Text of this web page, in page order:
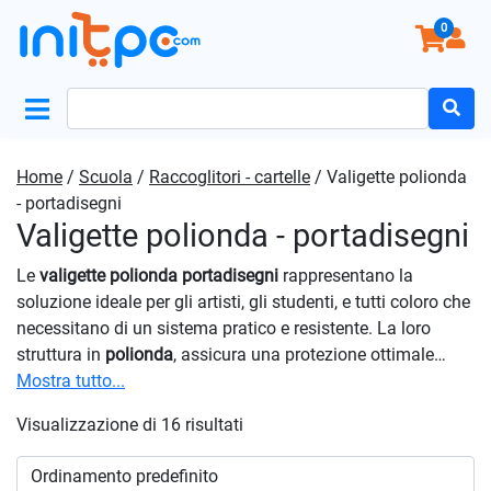
0
Home / Scuola / Raccoglitori - cartelle / Valigette polionda
- portadisegni
Valigette polionda - portadisegni
Le valigette polionda portadisegni rappresentano la
soluzione ideale per gli artisti, gli studenti, e tutti coloro che
necessitano di un sistema pratico e resistente. La loro
struttura in polionda, assicura una protezione ottimale
contro urti e agenti atmosferici, preservando così l’integrità
Grazie al loro design intelligente e funzionale, offrono
scomparti e tasche organizzative che consentono di tenere
in ordine pennelli, matite, fogli da disegno e accessori,
Mostra tutto...
Visualizzazione di 16 risultati